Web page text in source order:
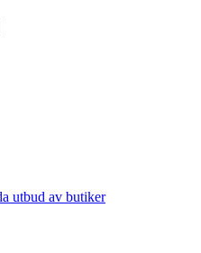
utbud av butiker